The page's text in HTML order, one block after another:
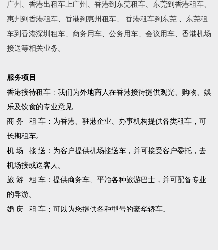
广州、香港出租车上广州、香港到东莞租车、东莞到香港租车、
惠州到香港租车、香港到惠州租车、 香港租车到东莞 、东莞租
车到香港深圳租车、商务用车、公务用车、会议用车、香港机场
接送等相关业务。
服务项目
香港接待租车：我们为外地商人在香港接待提供观光、购物、娛
乐及饮食的专业意见
商 务 租 车：为香港、驻港企业、办事机构提供各类租车，可
长期租车。
机 场 接 送：为客户提供机场接送车，并可接受客户委托，去
机场接或送客人。
旅 游 租 车：提供商务车、平冶各种旅游巴士，并可配备专业
的导游。
婚 庆 租 车：可以为您提供各种型号的豪华轿车。